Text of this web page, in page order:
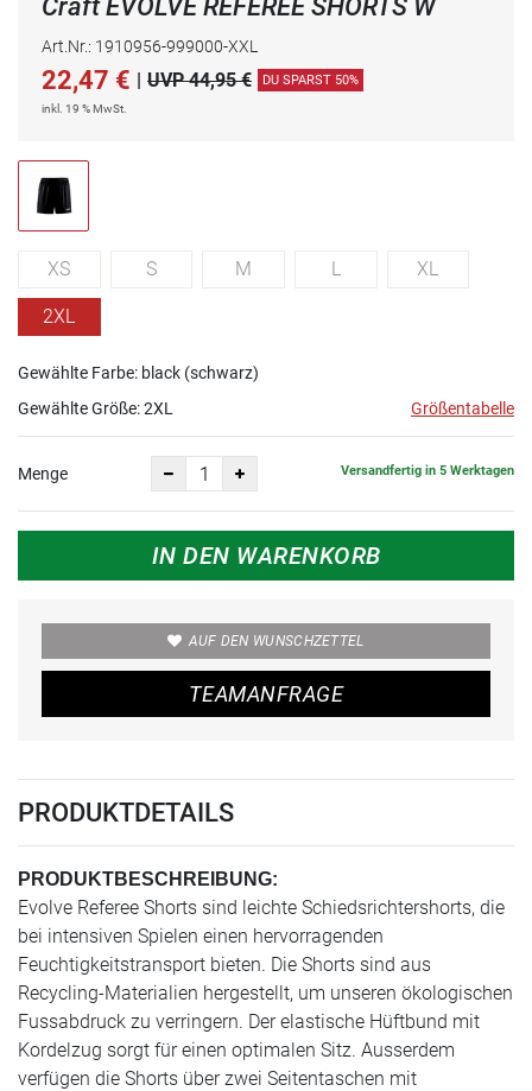
Craft EVOLVE REFEREE SHORTS W
Art.Nr.: 1910956-999000-XXL
22,47 € | UVP 44,95 € DU SPARST 50%
inkl. 19 % MwSt.
XS S M L XL
2XL
Gewählte Farbe: black (schwarz)
Gewählte Größe:2XL Größentabelle
Menge Versandfertig in 5 Werktagen
IN DEN WARENKORB
AUF DEN WUNSCHZETTEL
TEAMANFRAGE
PRODUKTDETAILS
PRODUKTBESCHREIBUNG:
Evolve Referee Shorts sind leichte Schiedsrichtershorts, die
bei intensiven Spielen einen hervorragenden
Feuchtigkeitstransport bieten. Die Shorts sind aus
Recycling-Materialien hergestellt, um unseren ökologischen
Fussabdruck zu verringern. Der elastische Hüftbund mit
Kordelzug sorgt für einen optimalen Sitz. Ausserdem
verfügen die Shorts über zwei Seitentaschen mit